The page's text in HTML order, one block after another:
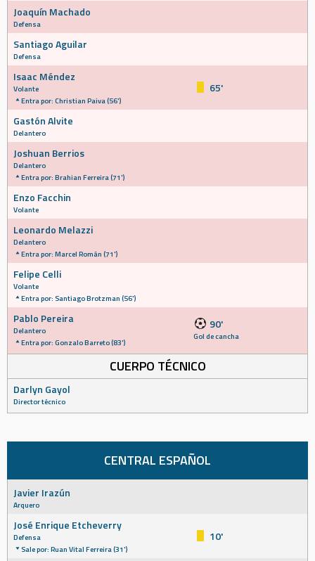
Joaquín Machado
Defensa
Santiago Aguilar
Defensa
Isaac Méndez
Volante
Entra por: Christian Paiva (56')
65'
Gastón Alvite
Delantero
Joshuan Berrios
Delantero
Entra por: Brahian Ferreira (71')
Enzo Facchin
Volante
Leonardo Melazzi
Delantero
Entra por: Marcel Román (71')
Felipe Celli
Volante
Entra por: Santiago Brotzman (56')
Pablo Pereira
Delantero
Entra por: Gonzalo Barreto (83')
90'
Gol de cancha
CUERPO TÉCNICO
Darlyn Gayol
Director técnico
CENTRAL ESPAÑOL
Javier Irazún
Arquero
José Enrique Etcheverry
Defensa
Sale por: Ruan Vital Ferreira (31')
10'